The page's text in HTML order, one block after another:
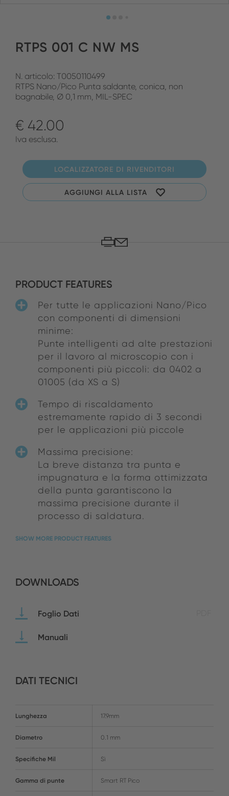
RTPS 001 C NW MS
N. articolo: T0050110499
RTPS Nano/Pico Punta saldante, conica, non
bagnabile, Ø 0,1 mm, MIL-SPEC
€ 42.00
Iva esclusa.
LOCALIZZATORE DI RIVENDITORI
AGGIUNGI ALLA LISTA
PRODUCT FEATURES
Per tutte le applicazioni Nano/Pico
con componenti di dimensioni
minime:
Punte intelligenti ad alte prestazioni
per il lavoro al microscopio con i
componenti più piccoli: da 0402 a
01005 (da XS a S)
Tempo di riscaldamento
estremamente rapido di 3 secondi
per le applicazioni più piccole
Massima precisione:
La breve distanza tra punta e
impugnatura e la forma ottimizzata
della punta garantiscono la
massima precisione durante il
processo di saldatura.
SHOW MORE PRODUCT FEATURES
DOWNLOADS
Foglio Dati
Manuali
DATI TECNICI
Lunghezza 17.9mm
Diametro 0.1 mm
Specifiche Mil Sì
Gamma di punte Smart RT Pico